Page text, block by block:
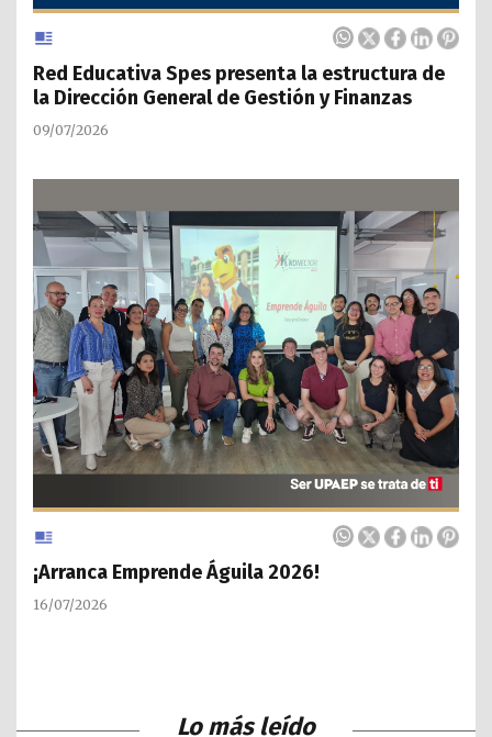
Red Educativa Spes presenta la estructura de
la Dirección General de Gestión y Finanzas
09/07/2026
¡Arranca Emprende Águila 2026!
16/07/2026
Lo más leído